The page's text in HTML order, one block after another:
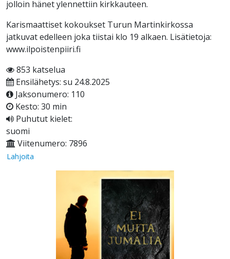
jolloin hänet ylennettiin kirkkauteen.
Karismaattiset kokoukset Turun Martinkirkossa
jatkuvat edelleen joka tiistai klo 19 alkaen. Lisätietoja:
www.ilpoistenpiiri.fi
853 katselua
Ensilähetys: su 24.8.2025
Jaksonumero: 110
Kesto: 30 min
Puhutut kielet:
suomi
Viitenumero: 7896
Lahjoita